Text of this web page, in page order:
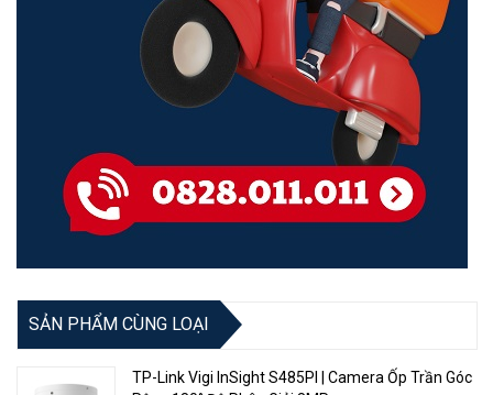
SẢN PHẨM CÙNG LOẠI
TP-Link Vigi InSight S485PI | Camera Ốp Trần Góc